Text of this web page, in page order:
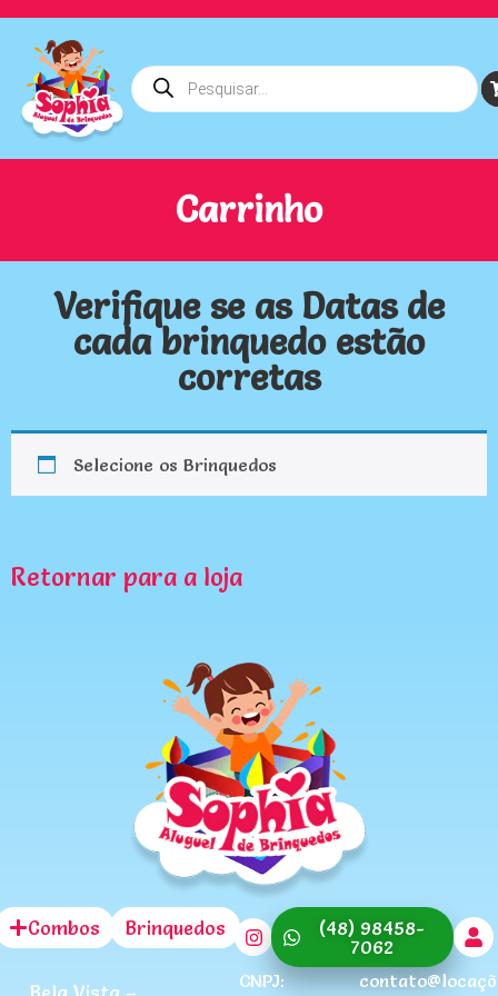
Carrinho
Verifique se as Datas de
cada brinquedo estão
corretas
Selecione os Brinquedos
Retornar para a loja
Combos Brinquedos
(48) 98458-
7062
CNPJ: contato@locaçõ